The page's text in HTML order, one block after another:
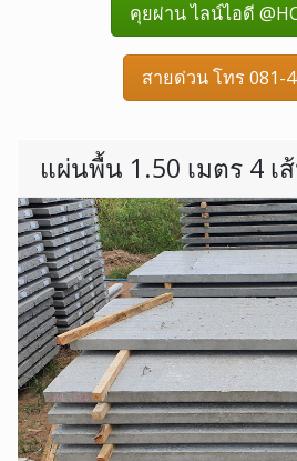
คุยผ่าน ไลน์ไอดี
สายด่วน โทร 081-
แผ่นพื้น 1.50 เมตร 4 เ